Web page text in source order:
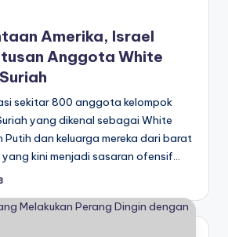
Amerika, Israel
Anggota White
sekitar 800 anggota kelompok
yang dikenal sebagai White
Putih dan keluarga mereka dari barat
kini menjadi sasaran ofensif…